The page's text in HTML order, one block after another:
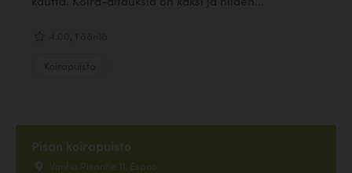
Pisan koirapuisto
Vanha Pisantie 11, Espoo